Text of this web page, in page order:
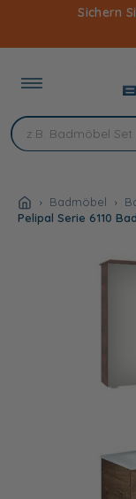
Inhalt
Sichern
Badmöbel
Pelipal Serie 6110